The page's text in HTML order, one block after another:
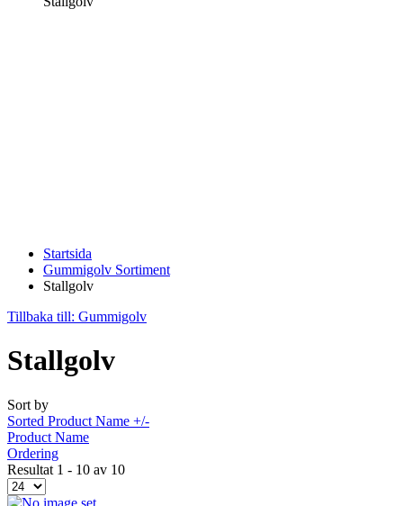
Startsida
Gummigolv Sortiment
Stallgolv
Tillbaka till: Gummigolv
Stallgolv
Sort by
Sorted Product Name +/-
Product Name
Ordering
Resultat 1 - 10 av 10